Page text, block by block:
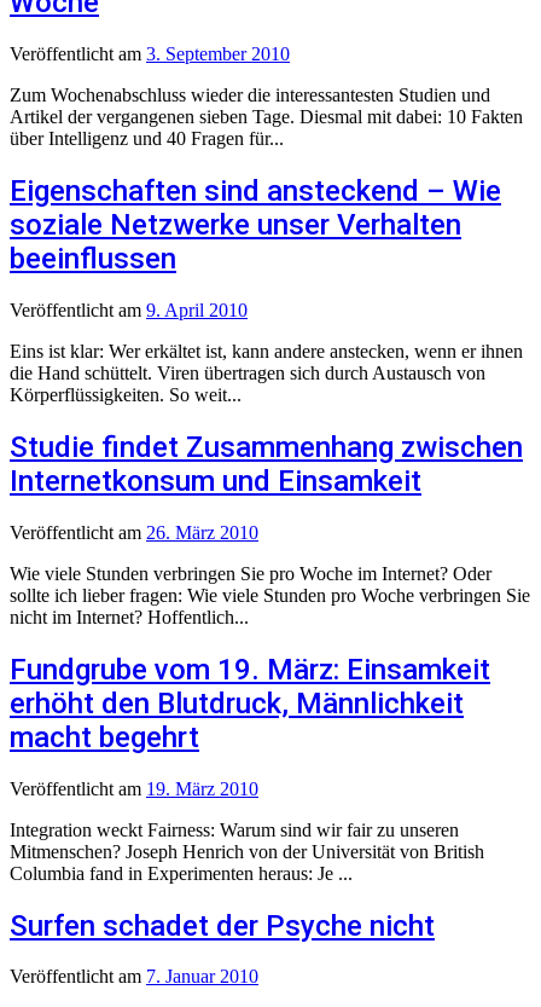
Veröffentlicht am 3. September 2010
Zum Wochenabschluss wieder die interessantesten Studien und
Artikel der vergangenen sieben Tage. Diesmal mit dabei: 10 Fakten
über Intelligenz und 40 Fragen für...
Eigenschaften sind ansteckend – Wie
soziale Netzwerke unser Verhalten
beeinflussen
Veröffentlicht am 9. April 2010
Eins ist klar: Wer erkältet ist, kann andere anstecken, wenn er ihnen
die Hand schüttelt. Viren übertragen sich durch Austausch von
Körperflüssigkeiten. So weit...
Studie findet Zusammenhang zwischen
Internetkonsum und Einsamkeit
Veröffentlicht am 26. März 2010
Wie viele Stunden verbringen Sie pro Woche im Internet? Oder
sollte ich lieber fragen: Wie viele Stunden pro Woche verbringen Sie
nicht im Internet? Hoffentlich...
Fundgrube vom 19. März: Einsamkeit
erhöht den Blutdruck, Männlichkeit
macht begehrt
Veröffentlicht am 19. März 2010
Integration weckt Fairness: Warum sind wir fair zu unseren
Mitmenschen? Joseph Henrich von der Universität von British
Columbia fand in Experimenten heraus: Je ...
Surfen schadet der Psyche nicht
Veröffentlichtam 7. Januar 2010